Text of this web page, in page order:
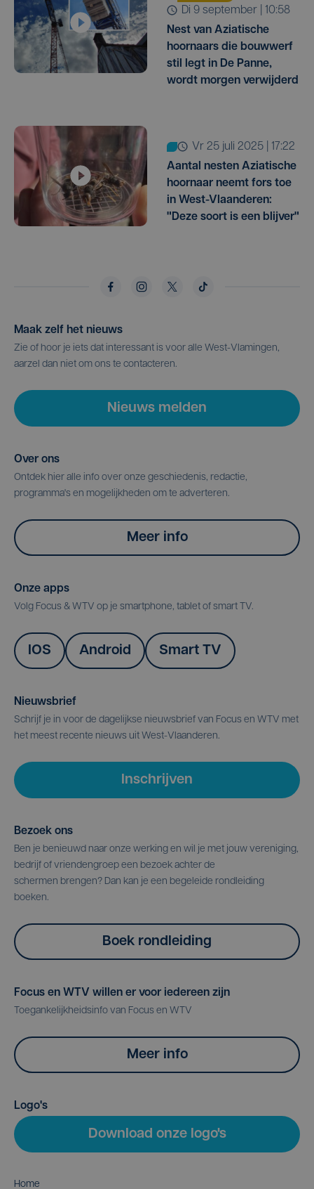
di 9 september | 10:58
Nest van Aziatische
hoornaars die bouwwerf
stil legt in De Panne,
wordt morgen verwijderd
vr 25 juli 2025 | 17:22
Aantal nesten Aziatische
hoornaar neemt fors toe
in West-Vlaanderen:
"Deze soort is een blijver"
Maak zelf het nieuws
Zie of hoor je iets dat interessant is voor alle West-Vlamingen,
aarzel dan niet om ons te contacteren.
Nieuws melden
Over ons
Ontdek hier alle info over onze geschiedenis, redactie,
programma's en mogelijkheden om te adverteren.
Meer info
Onze apps
Volg Focus & WTV op je smartphone, tablet of smart TV.
IOS Android Smart TV
Nieuwsbrief
Schrijf je in voor de dagelijkse nieuwsbrief van Focus en WTV met
het meest recente nieuws uit West-Vlaanderen.
Inschrijven
Bezoek ons
Ben je benieuwd naar onze werking en wil je met jouw vereniging,
bedrijf of vriendengroep een bezoek achter de
schermen brengen? Dan kan je een begeleide rondleiding
boeken.
Boek rondleiding
Focus en WTV willen er voor iedereen zijn
Toegankelijkheidsinfo van Focus en WTV
Meer info
Logo's
Download onze logo's
Home